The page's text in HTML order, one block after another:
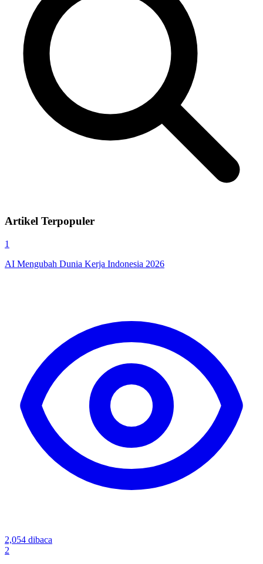
Artikel Terpopuler
1
AI Mengubah Dunia Kerja Indonesia 2026
2,054 dibaca
2